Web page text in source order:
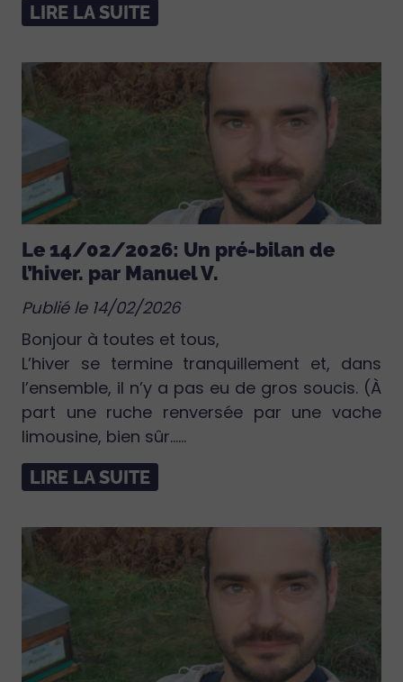
LIRE LA SUITE
Le 14/02/2026: Un pré-bilan de
l’hiver. par Manuel V.
Publié le 14/02/2026
Bonjour à toutes et tous,
L’hiver se termine tranquillement et, dans
l’ensemble, il n’y a pas eu de gros soucis. (À
part une ruche renversée par une vache
limousine, bien sûr…...
LIRE LA SUITE